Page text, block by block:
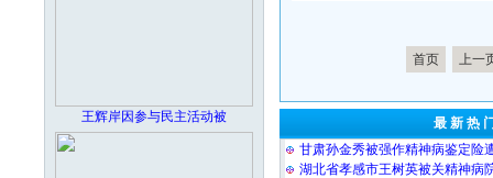
王辉岸因参与民主活动被
首页 上一
最 新 热
甘肃孙金秀被强作精神病鉴定险
湖北省孝感市王树英被关精神病